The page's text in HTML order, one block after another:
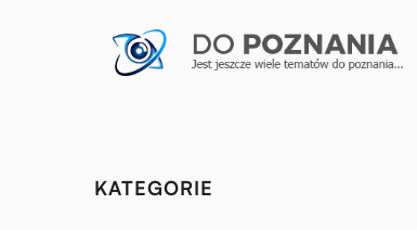
KATEGORIE